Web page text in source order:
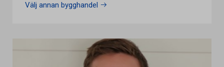
Välj annan bygghandel